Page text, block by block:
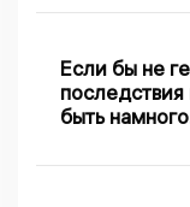
Если бы не
быть намного
сходе песка